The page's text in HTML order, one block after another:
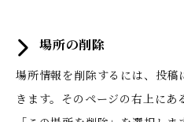
場所の削除
場所情報を削除するには、投
きます。そのページの右上にあ